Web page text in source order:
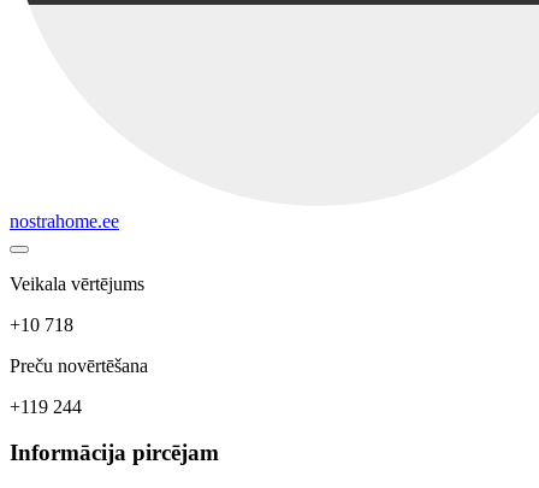
nostrahome.ee
Veikala vērtējums
+10 718
Preču novērtēšana
+119 244
Informācija pircējam